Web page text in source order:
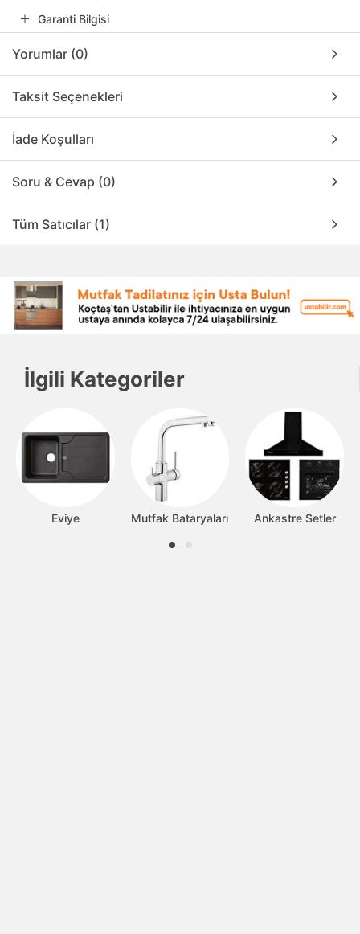
Garanti Bilgisi
Yorumlar (0)
Taksit Seçenekleri
İade Koşulları
Soru & Cevap (0)
Tüm Satıcılar (1)
İlgili Kategoriler
Eviye Mutfak Bataryaları Ankastre Setler